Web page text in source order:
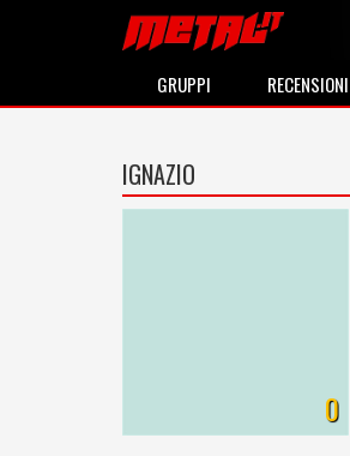
GRUPPI RECENSIONI
IGNAZIO
0